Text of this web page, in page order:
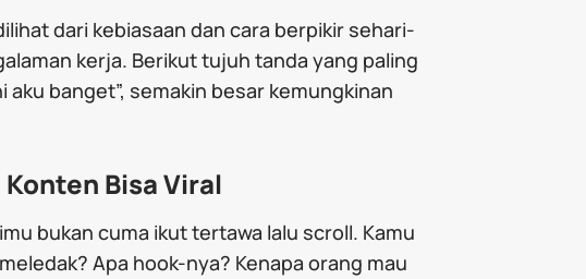
dari kebiasaan dan cara berpikir sehari-
kerja. Berikut tujuh tanda yang paling
aku banget”, semakin besar kemungkinan
Bisa Viral
bukan cuma ikut tertawa lalu scroll. Kamu
Apa hook-nya? Kenapa orang mau